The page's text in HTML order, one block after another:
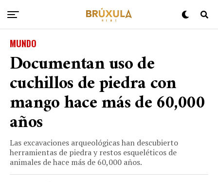
MUNDO
Documentan uso de
cuchillos de piedra con
mango hace más de 60,000
años
Las excavaciones arqueológicas han descubierto
herramientas de piedra y restos esqueléticos de
animales de hace más de 60,000 años.